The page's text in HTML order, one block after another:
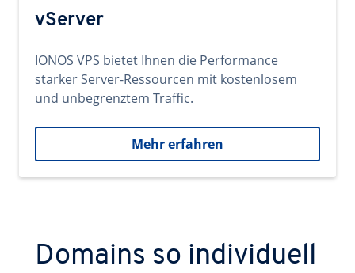
vServer
IONOS VPS bietet Ihnen die Performance
starker Server-Ressourcen mit kostenlosem
und unbegrenztem Traffic.
Mehr erfahren
Domains so individuell